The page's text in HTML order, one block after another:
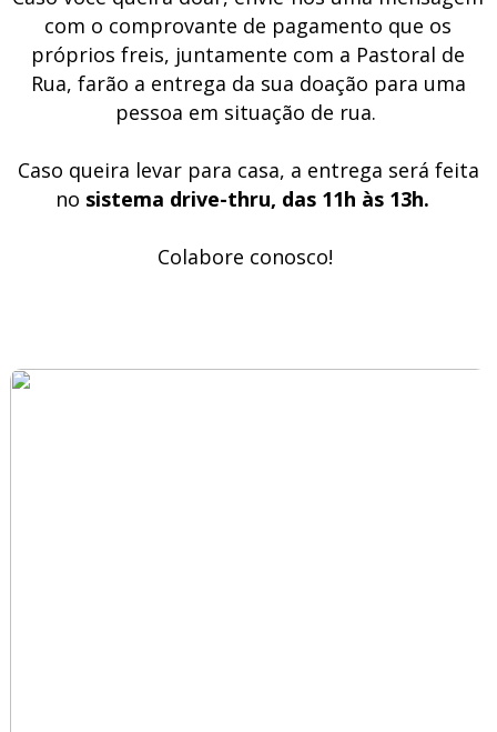
com o comprovante de pagamento que os
próprios freis, juntamente com a Pastoral de
Rua, farão a entrega da sua doação para uma
pessoa em situação de rua.
Caso queira levar para casa, a entrega será feita
no sistema drive-thru, das 11h às 13h.
Colabore conosco!